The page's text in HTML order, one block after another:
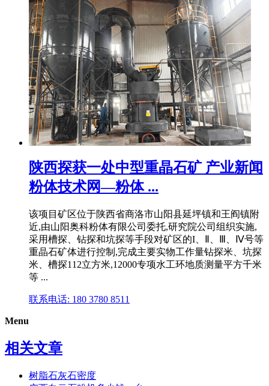
陕西探获一处中型重晶石矿 产业新闻
粉体技术网—粉体 ...
该项目矿区位于陕西省商洛市山阳县延坪镇和王阎镇附
近,由山阳奥科粉体有限公司委托,研究院公司组织实施,
采用槽探、钻探和坑探等手段对矿区的I、Ⅱ、Ⅲ、Ⅳ号等
重晶石矿体进行控制,完成主要实物工作量钻探米、坑探
米、槽探112立方米,12000专项水工环地质测量平方千米
等 ...
联系电话: 180 3780 8511
Menu
相关文章
树脂石灰石密度